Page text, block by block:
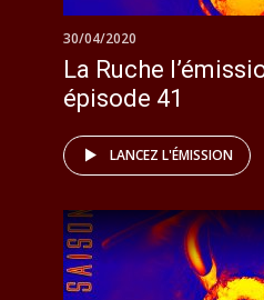
30/04/2020
La Ruche
épisode 41
LANCEZ L'ÉMISSION